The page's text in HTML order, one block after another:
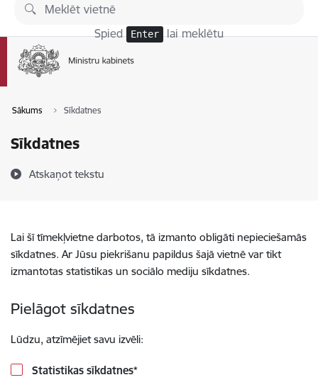
Pāriet uz lapas saturu
Spied Enter lai meklētu
Sākums Sīkdatnes
Sīkdatnes
Atskaņot tekstu
Lai šī tīmekļvietne darbotos, tā izmanto obligāti nepieciešamās
sīkdatnes. Ar Jūsu piekrišanu papildus šajā vietnē var tikt
izmantotas statistikas un sociālo mediju sīkdatnes.
Pielāgot sīkdatnes
Lūdzu, atzīmējiet savu izvēli:
Statistikas sīkdatnes*